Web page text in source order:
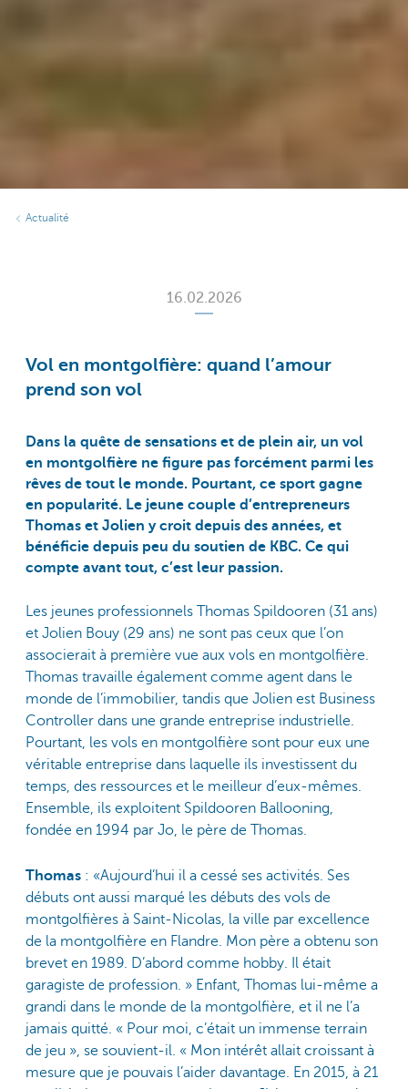
Actualité
16.02.2026
Vol en montgolfière: quand l’amour
prend son vol
Dans la quête de sensations et de plein air, un vol
en montgolfière ne figure pas forcément parmi les
rêves de tout le monde. Pourtant, ce sport gagne
en popularité. Le jeune couple d’entrepreneurs
Thomas et Jolien y croit depuis des années, et
bénéficie depuis peu du soutien de KBC. Ce qui
compte avant tout, c’est leur passion.
Les jeunes professionnels Thomas Spildooren (31 ans)
et Jolien Bouy (29 ans) ne sont pas ceux que l’on
associerait à première vue aux vols en montgolfière.
Thomas travaille également comme agent dans le
monde de l’immobilier, tandis que Jolien est Business
Controller dans une grande entreprise industrielle.
Pourtant, les vols en montgolfière sont pour eux une
véritable entreprise dans laquelle ils investissent du
temps, des ressources et le meilleur d’eux-mêmes.
Ensemble, ils exploitent Spildooren Ballooning,
fondée en 1994 par Jo, le père de Thomas.
Thomas : «Aujourd’hui il a cessé ses activités. Ses
débuts ont aussi marqué les débuts des vols de
montgolfières à Saint-Nicolas, la ville par excellence
de la montgolfière en Flandre. Mon père a obtenu son
brevet en 1989. D’abord comme hobby. Il était
garagiste de profession. » Enfant, Thomas lui-même a
grandi dans le monde de la montgolfière, et il ne l’a
jamais quitté. « Pour moi, c’était un immense terrain
de jeu », se souvient-il. « Mon intérêt allait croissant à
mesure que je pouvais l’aider davantage. En 2015, à 21